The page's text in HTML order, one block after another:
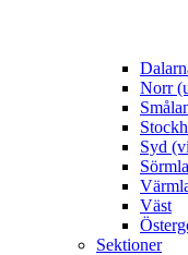
Norr
Syd
Väst
Sektioner